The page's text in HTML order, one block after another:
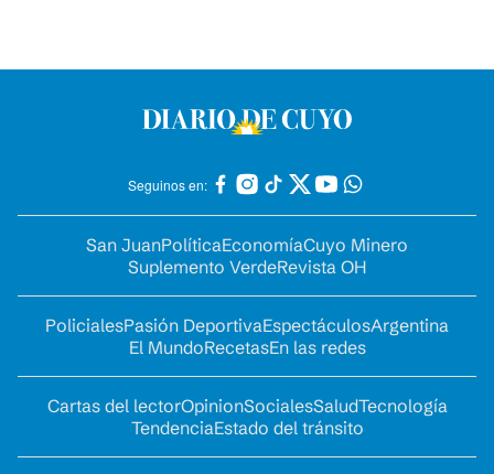
Seguinos en:
San JuanPolíticaEconomíaCuyo Minero
Suplemento VerdeRevista OH
PolicialesPasión DeportivaEspectáculosArgentina
El MundoRecetasEn las redes
Cartas del lectorOpinionSocialesSaludTecnología
TendenciaEstado del tránsito